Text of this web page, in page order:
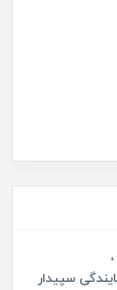
سپیدار